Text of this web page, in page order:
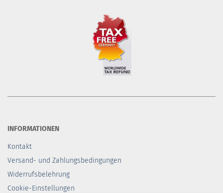
INFORMATIONEN
Kontakt
Versand- und Zahlungsbedingungen
Widerrufsbelehrung
Cookie-Einstellungen